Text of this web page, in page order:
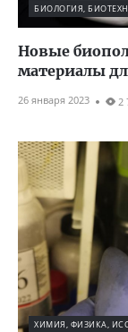
БИОЛОГИЯ,
Новые
материалы
26 января 2023 2
ХИМИЯ, ФИЗИКА,